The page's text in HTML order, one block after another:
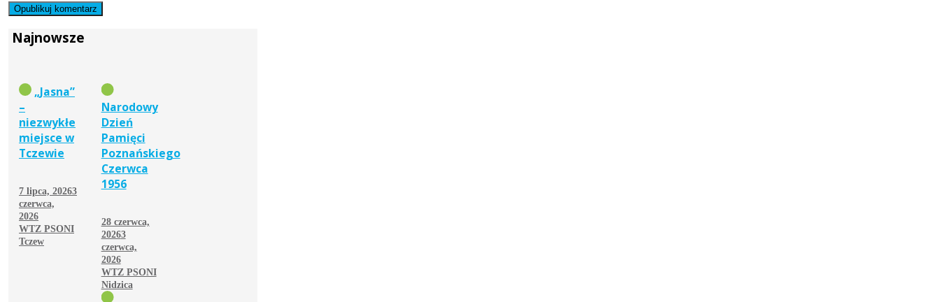
Najnowsze
„Jasna”
–
niezwykłe
miejsce w
Tczewie
7 lipca, 20263
czerwca,
2026
WTZ PSONI
Tczew
Narodowy
Dzień
Pamięci
Poznańskiego
Czerwca
1956
28 czerwca,
20263
czerwca,
2026
WTZ PSONI
Nidzica